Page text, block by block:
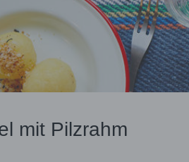
mit Pilzrahm